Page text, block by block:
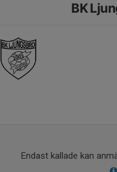
BK
Endast kallade kan